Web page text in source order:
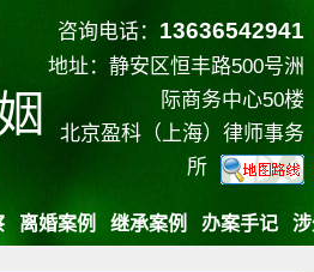
咨询电话： 13636542941
地址：静安区恒丰路500号洲
际商务中心50楼
北京盈科（上海）律师事务
所
离婚案例 继承案例 办案手记